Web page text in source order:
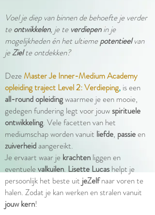
Voel je diep van binnen de behoefte je verder
teontwikkelen, je te verdiepenin je
mogelijkheden én het ultiemepotentieelvan
jeZielte ontdekken?
Deze Master Je Inner-Medium Academy
opleiding traject Level 2: Verdieping, is een
all-round opleidingwaarmee je een mooie,
gedegen fundering legt voor jouw spirituele
ontwikkeling. Vele facetten van het
mediumschap worden vanuit liefde, passieen
zuiverheidaangereikt.
Je ervaart waar je krachten liggen en
eventuele valkuilen. Lisette Lucashelpt je
persoonlijk het beste uit jeZelfnaar voren te
halen. Zodat je kan werken en stralen vanuit
jouw kern!